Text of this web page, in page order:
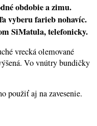
obdobie a zimu.
vyberu farieb nohavíc.
SiMatula, telefonicky.
vrecká olemované
Vo vnútry bundičky
použiť aj na zavesenie.